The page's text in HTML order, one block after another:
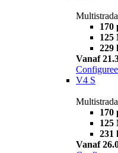
170
125
229
Vanaf
V4 S
170
125
231
Vanaf